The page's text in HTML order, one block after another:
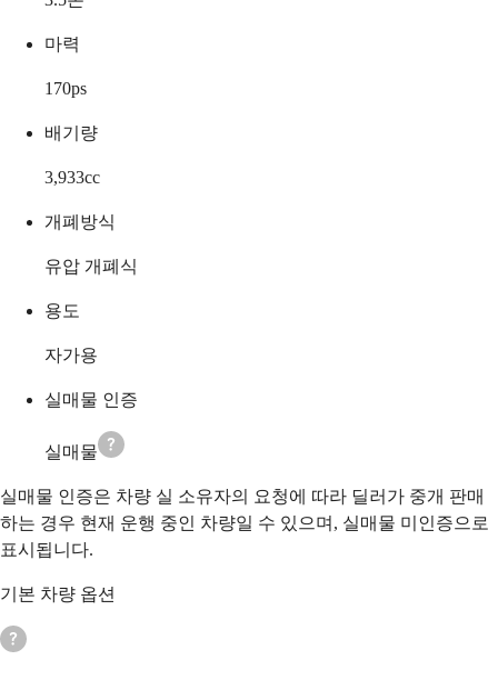
마력
170ps
배기량
3,933cc
개폐방식
유압 개폐식
용도
자가용
실매물 인증
실매물
실매물 인증은 차량 실 소유자의 요청에 따라 딜러가 중개 판매
하는 경우 현재 운행 중인 차량일 수 있으며, 실매물 미인증으로
표시됩니다.
기본 차량 옵션